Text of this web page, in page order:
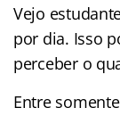
Vejo
por dia. Isso
perceber o
Entre